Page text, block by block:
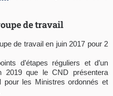
de travail
de travail en juin 2017 pour 2
d’étapes réguliers et d’un
2019 que le CND présentera
pour les Ministres ordonnés et